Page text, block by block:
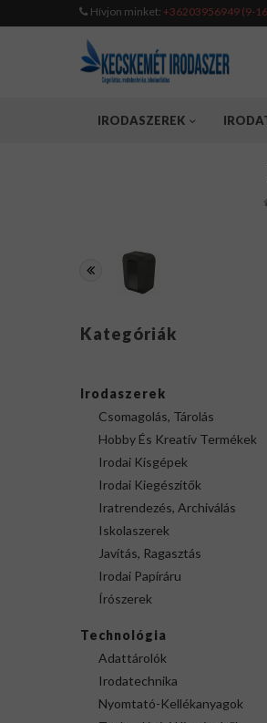
Hívjon minket: +36203956949 (9-
IRODASZEREK
Kategóriák
Irodaszerek
Csomagolás, Tárolás
Hobby És Kreatív Termékek
Irodai Kisgépek
Irodai Kiegészítők
Iratrendezés, Archiválás
Iskolaszerek
Javítás, Ragasztás
Irodai Papíráru
Írószerek
Technológia
Adattárolók
Irodatechnika
Nyomtató-Kellékanyagok